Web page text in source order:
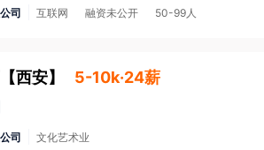
司 互联网 融资未公开 50-99人
【西安】 5-10k·24薪
司 文化艺术业